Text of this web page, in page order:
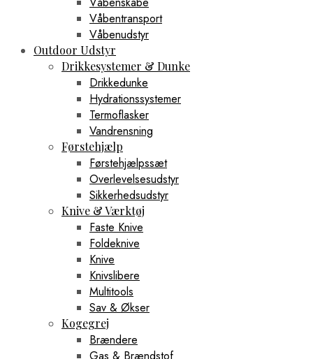
Våbentransport
Våbenudstyr
Outdoor Udstyr
Drikkesystemer & Dunke
Drikkedunke
Hydrationssystemer
Termoflasker
Vandrensning
Førstehjælp
Førstehjælpssæt
Overlevelsesudstyr
Sikkerhedsudstyr
Knive & Værktøj
Faste Knive
Foldeknive
Knive
Knivslibere
Multitools
Sav & Økser
Kogegrej
Brændere